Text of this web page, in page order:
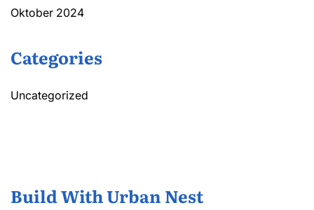
Oktober 2024
Categories
Uncategorized
Build With Urban Nest